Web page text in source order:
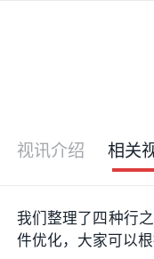
视讯介绍 相关
我们整理了四种行
件优化，大家可以